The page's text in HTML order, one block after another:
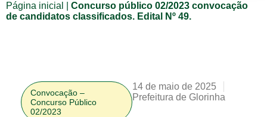
Página inicial
Concurso público 02/2023 convocação
de candidatos classificados. Edital Nº 49.
Convocação –
Concurso Público
02/2023
14 de maio de 2025
Prefeitura de Glorinha